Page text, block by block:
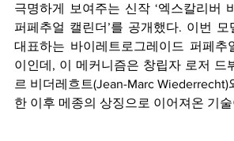
극명하게 보여주는 신작 ‘엑스칼리버
퍼페추얼 캘린더’를 공개했다. 이번
대표하는 바이레트로그레이드 퍼페추
이인데, 이 메커니즘은 창립자 로저 드
르 비더레흐트(Jean-Marc
한 이후 메종의 상징으로 이어져온 기